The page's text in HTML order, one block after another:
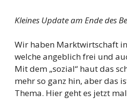
Kleines Update am Ende des
Wir haben Marktwirtschaft
welche angeblich frei und
Mit dem „sozial“ haut das
mehr so ganz hin, aber das
Thema. Hier geht es jetzt